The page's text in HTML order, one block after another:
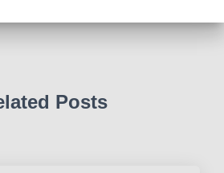
Posts